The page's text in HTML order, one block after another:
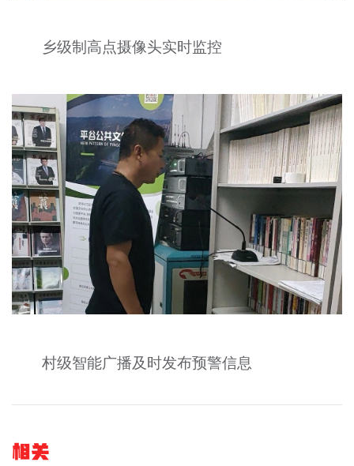
乡级制高点摄像头实时监控
村级智能广播及时发布预警信息
相关